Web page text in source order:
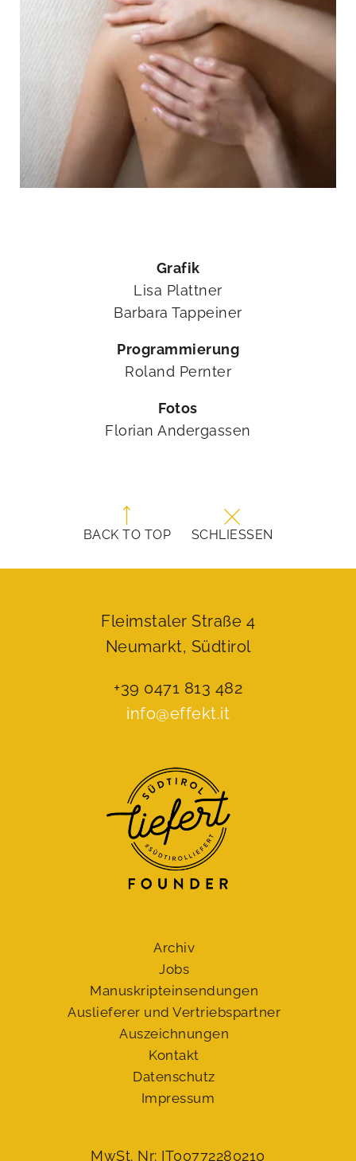
Grafik
Lisa Plattner
Barbara Tappeiner
Programmierung
Roland Pernter
Fotos
Florian Andergassen
BACK TO TOP SCHLIESSEN
Fleimstaler Straße 4
Neumarkt, Südtirol
+39 0471 813 482
info@effekt.it
Archiv
Jobs
Manuskript­einsendungen
Auslieferer und Vertriebspartner
Auszeichnungen
Kontakt
Datenschutz
Impressum
MwSt. Nr: IT00772280210